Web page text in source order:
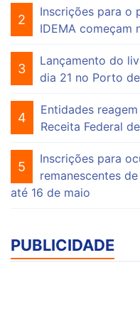
2
Inscrições para o
IDEMA começam
3
Lançamento do
dia 21 no Porto
4
Entidades
Receita Federal
5
Inscrições para
remanescentes
até 16 de maio
PUBLICIDADE